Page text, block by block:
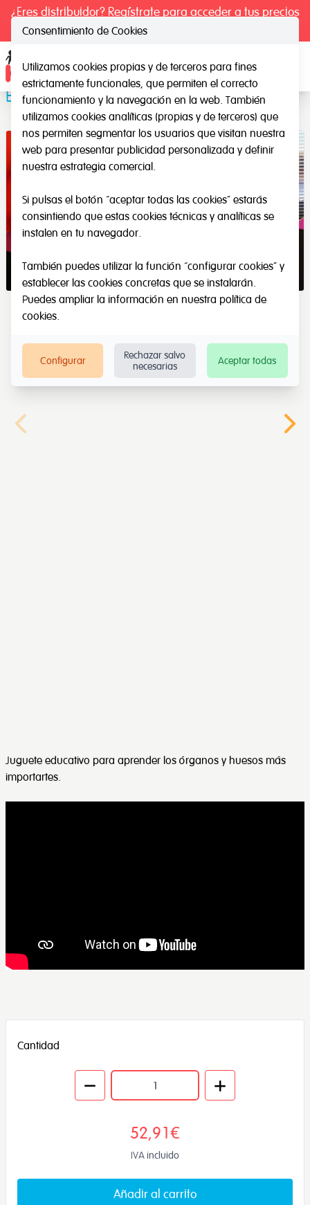
¿Eres distribuidor? Regístrate para acceder a tus precios
exclusivos.
El hombre esqueleto
Juguete educativo para aprender los órganos y huesos más
importartes.
Cantidad
52,91€
IVA incluido
Añadir al carrito
Consentimiento de Cookies
Utilizamos cookies propias y de terceros para fines
estrictamente funcionales, que permiten el correcto
funcionamiento y la navegación en la web. También
utilizamos cookies analíticas (propias y de terceros) que
nos permiten segmentar los usuarios que visitan nuestra
web para presentar publicidad personalizada y definir
nuestra estrategia comercial.
Si pulsas el botón “aceptar todas las cookies” estarás
consintiendo que estas cookies técnicas y analíticas se
instalen en tu navegador.
También puedes utilizar la función “configurar cookies” y
establecer las cookies concretas que se instalarán.
Puedes ampliar la información en nuestra política de
cookies.
Configurar
Rechazar salvo
necesarias
Aceptar todas